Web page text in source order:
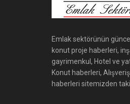
Emlak sektörünün
konut proje haberleri,
gayrimenkul, Hotel ve
Konut haberleri,
haberleri sitemizden